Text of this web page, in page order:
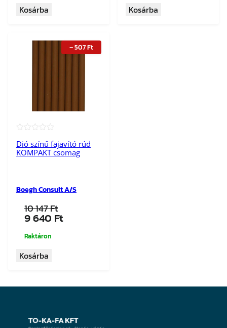
147 Ft.
Kosárba 767 Ft.
Kosárba
–507Ft
Dió színű fajavító rúd
KOMPAKT csomag
Boegh Consult A/S
10 147Ft
Original
was:
147 Ft.
9 640 FtCurrent
Raktáron
Kosárba